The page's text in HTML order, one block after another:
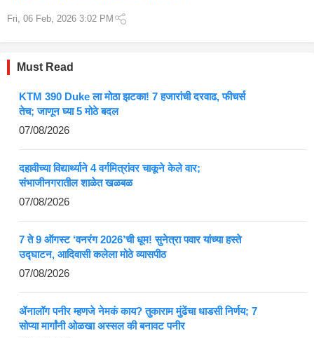
Fri, 06 Feb, 2026 3:02 PM
Must Read
KTM 390 Duke ला मोठा झटका! 7 हजारांची दरवाढ, फीचर्स
तेच; जाणून घ्या 5 मोठे बदल
07/08/2026
दहावीच्या विद्यार्थ्याने 4 वर्गमित्रांवर चाकूने केले वार;
संभाजीनगरातील शाळेत खळबळ
07/08/2026
7 ते 9 ऑगस्ट ‘वनरंग 2026’ची धूम! सुनेत्रा पवार यांच्या हस्ते
उद्घाटन, आदिवासी कलेला मोठे व्यासपीठ
07/08/2026
ॲनालॉग पनीर म्हणजे नेमकं काय? तुकाराम मुंढेंचा धाडसी निर्णय; 7
सोप्या मार्गांनी ओळखा अस्सल की बनावट पनीर